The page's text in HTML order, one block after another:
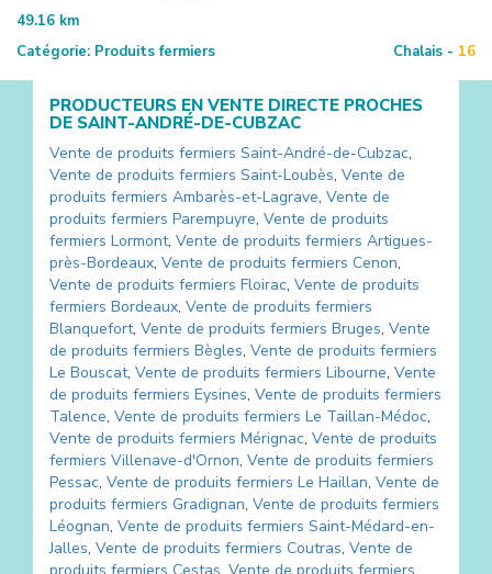
49.16 km
Catégorie: Produits fermiers Chalais - 16
PRODUCTEURS EN VENTE DIRECTE PROCHES
DE SAINT-ANDRÉ-DE-CUBZAC
Vente de produits fermiers Saint-André-de-Cubzac,
Vente de produits fermiers Saint-Loubès, Vente de
produits fermiers Ambarès-et-Lagrave, Vente de
produits fermiers Parempuyre, Vente de produits
fermiers Lormont, Vente de produits fermiers Artigues-
près-Bordeaux, Vente de produits fermiers Cenon,
Vente de produits fermiers Floirac, Vente de produits
fermiers Bordeaux, Vente de produits fermiers
Blanquefort, Vente de produits fermiers Bruges, Vente
de produits fermiers Bègles, Vente de produits fermiers
Le Bouscat, Vente de produits fermiers Libourne, Vente
de produits fermiers Eysines, Vente de produits fermiers
Talence, Vente de produits fermiers Le Taillan-Médoc,
Vente de produits fermiers Mérignac, Vente de produits
fermiers Villenave-d'Ornon, Vente de produits fermiers
Pessac, Vente de produits fermiers Le Haillan, Vente de
produits fermiers Gradignan, Vente de produits fermiers
Léognan, Vente de produits fermiers Saint-Médard-en-
Jalles, Vente de produits fermiers Coutras, Vente de